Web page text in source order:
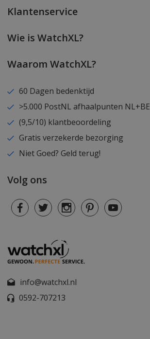
Klantenservice
Wie is WatchXL?
Waarom WatchXL?
60 Dagen bedenktijd
>5.000 PostNL afhaalpunten NL+BE
(9,5/10) klantbeoordeling
Gratis verzekerde bezorging
Niet Goed? Geld terug!
Volg ons
info@watchxl.nl
0592-707213